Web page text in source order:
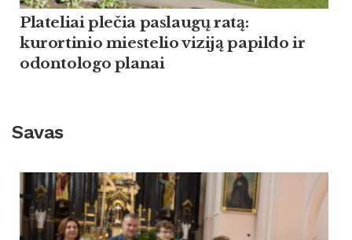
Plateliai plečia paslaugų ratą:
kurortinio miestelio viziją papildo ir
odontologo planai
Savas